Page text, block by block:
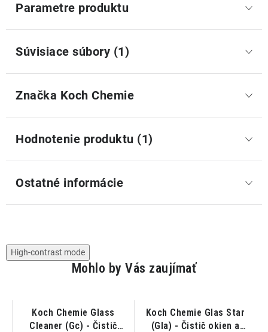
Parametre produktu
Súvisiace súbory (1)
Značka Koch Chemie
Hodnotenie produktu (1)
Ostatné informácie
High-contrast mode
Mohlo by Vás zaujímať
Koch Chemie Glass
Cleaner (Gc) - Čistič
Koch Chemie Glas Star
(Gla) - Čistič okien a